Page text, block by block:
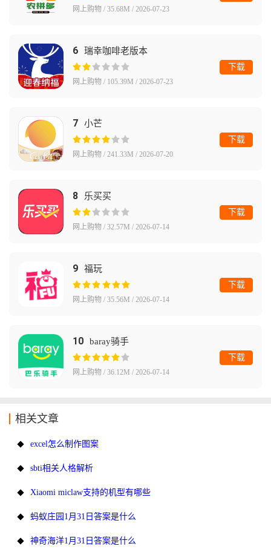
网上购物 / 35.68M / 2026-07-23
6 瑞幸咖啡老版本
网上购物 / 105.39M / 2026-07-23
下载
7 小芒
网上购物 / 241.33M / 2026-07-20
下载
8 乐买买
网上购物 / 32.57M / 2026-07-14
下载
9 福玩
网上购物 / 35.56M / 2026-07-14
下载
10 baray骑手
网上购物 / 36.12M / 2026-07-14
下载
相关文章
excel怎么制作图案
sbti相关人格解析
Xiaomi miclaw支持的机型有哪些
蚂蚁庄园1月31日答案是什么
神奇海洋1月31日答案是什么